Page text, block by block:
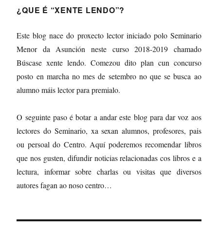
¿QUE É “XENTE LENDO”?
Este blog nace do proxecto lector iniciado polo Seminario
Menor da Asunción neste curso 2018-2019 chamado
Búscase xente lendo. Comezou dito plan cun concurso
posto en marcha no mes de setembro no que se busca ao
alumno máis lector para premialo.
O seguinte paso é botar a andar este blog para dar voz aos
lectores do Seminario, xa sexan alumnos, profesores, pais
ou persoal do Centro. Aquí poderemos recomendar libros
que nos gusten, difundir noticias relacionadas cos libros e a
lectura, informar sobre charlas ou visitas que diversos
autores fagan ao noso centro…